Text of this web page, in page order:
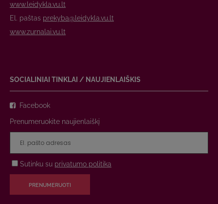
www.leidykla.vu.lt
El. paštas prekyba@leidykla.vu.lt
www.zurnalai.vu.lt
SOCIALINIAI TINKLAI / NAUJIENLAIŠKIS
Facebook
Prenumeruokite naujienlaiškį
Sutinku su privatumo politika
PRENUMERUOTI